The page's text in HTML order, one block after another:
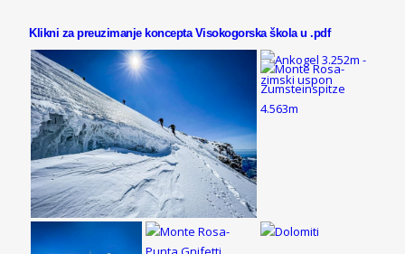
Klikni za preuzimanje koncepta Visokogorska škola u .pdf